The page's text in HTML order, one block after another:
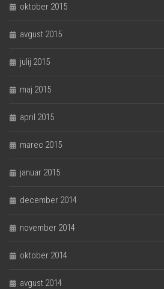
oktober 2015
avgust 2015
julij 2015
maj 2015
april 2015
marec 2015
januar 2015
december 2014
november 2014
oktober 2014
avgust 2014